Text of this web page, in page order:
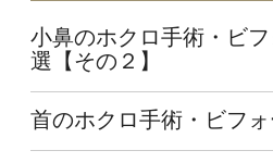
小鼻のホクロ手術・ビ
選【その２】
首のホクロ手術・ビフ